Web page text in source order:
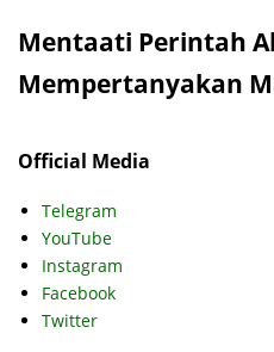
Mentaati Perintah
Mempertanyakan
Official Media
Telegram
YouTube
Instagram
Facebook
Twitter